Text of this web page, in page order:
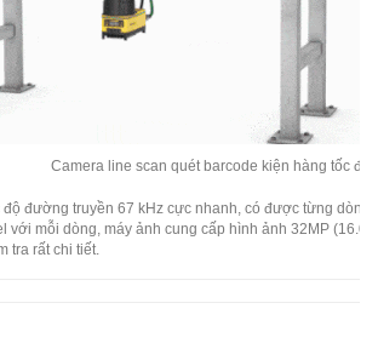
Camera line scan quét barcode kiện hàng tốc độ
độ đường truyền 67 kHz cực nhanh, có được từng dòng
với mỗi dòng, máy ảnh cung cấp hình ảnh 32MP
tra rất chi tiết.